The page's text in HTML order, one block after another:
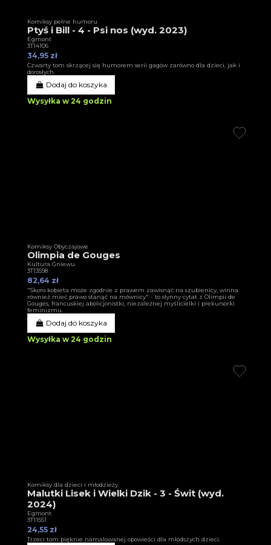
Komiksy pełne humoru
Ptyś i Bill - 4 - Psi nos (wyd. 2023)
Egmont
3T14106
34,95 zł
Czwarty tom skrzącej się humorem serii gagów zarówno dla dzieci, jak i
dorosłych.
Dodaj do koszyka
Wysyłka w 24 godzin
Komiksy Obyczajowe
Olimpia de Gouges
Kultura Gniewu
3T13598
82,64 zł
"Skoro kobieta może zgodnie z prawem zawisnąć na szubienicy, winna
również mieć prawo stanąć na mównicy" - to słynny cytat z Olimpii de
Gouges, francuskiej abolicjonistki, niezależnej myślicielki i prekursorki
feminizmu.
Dodaj do koszyka
Wysyłka w 24 godzin
Komiksy dla dzieci i młodzieży
Malutki Lisek i Wielki Dzik - 3 - Świt (wyd.
2024)
Egmont
3T11551
24,55 zł
Trzeci tom pięknie namalowanej opowieści dla młodszych dzieci.